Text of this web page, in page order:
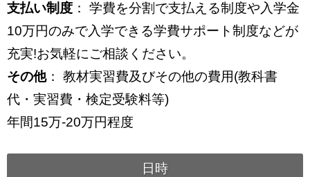
支払い制度 ： 学費を分割で支払える制度や入学金
10万円のみで入学できる学費サポート制度などが
充実!お気軽にご相談ください。
その他： 教材実習費及びその他の費用(教科書
代・実習費・検定受験料等)
年間15万-20万円程度
日時